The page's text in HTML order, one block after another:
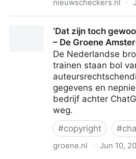
nieuwscheckers.nl ·
en Bing – Nieuwscheckers
‘Dat zijn toch
– De Groene
De Nederlandse
trainen staan bol
gegevens en
bedrijf achter
weg.
#copyright #
groene.nl · Jun 10,